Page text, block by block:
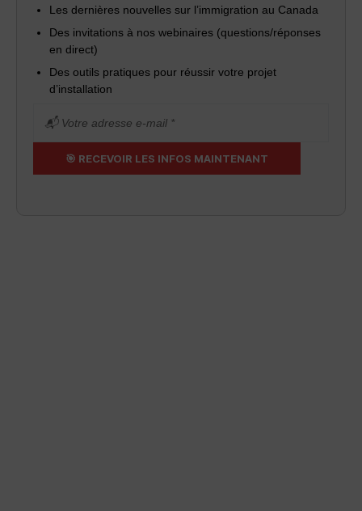
Les dernières nouvelles sur l’immigration au Canada
Des invitations à nos webinaires (questions/réponses
en direct)
Des outils pratiques pour réussir votre projet
d’installation